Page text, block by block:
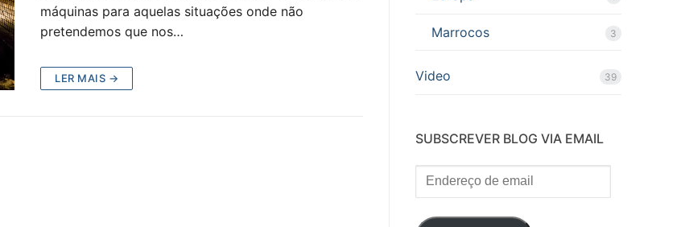
máquinas para aquelas situações onde não
pretendemos que nos…
LER MAIS →
Marrocos 3
Video 39
SUBSCREVER BLOG VIA EMAIL
Endereço
de
email